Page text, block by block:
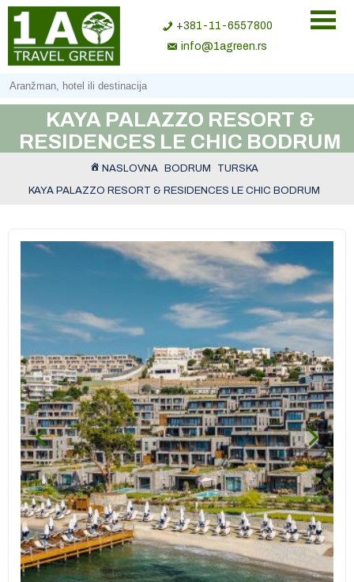
+381-11-6557800
info@1agreen.rs
KAYA PALAZZO RESORT &
RESIDENCES LE CHIC BODRUM
NASLOVNA BODRUM
TURSKA
KAYA PALAZZO RESORT & RESIDENCES LE CHIC BODRUM